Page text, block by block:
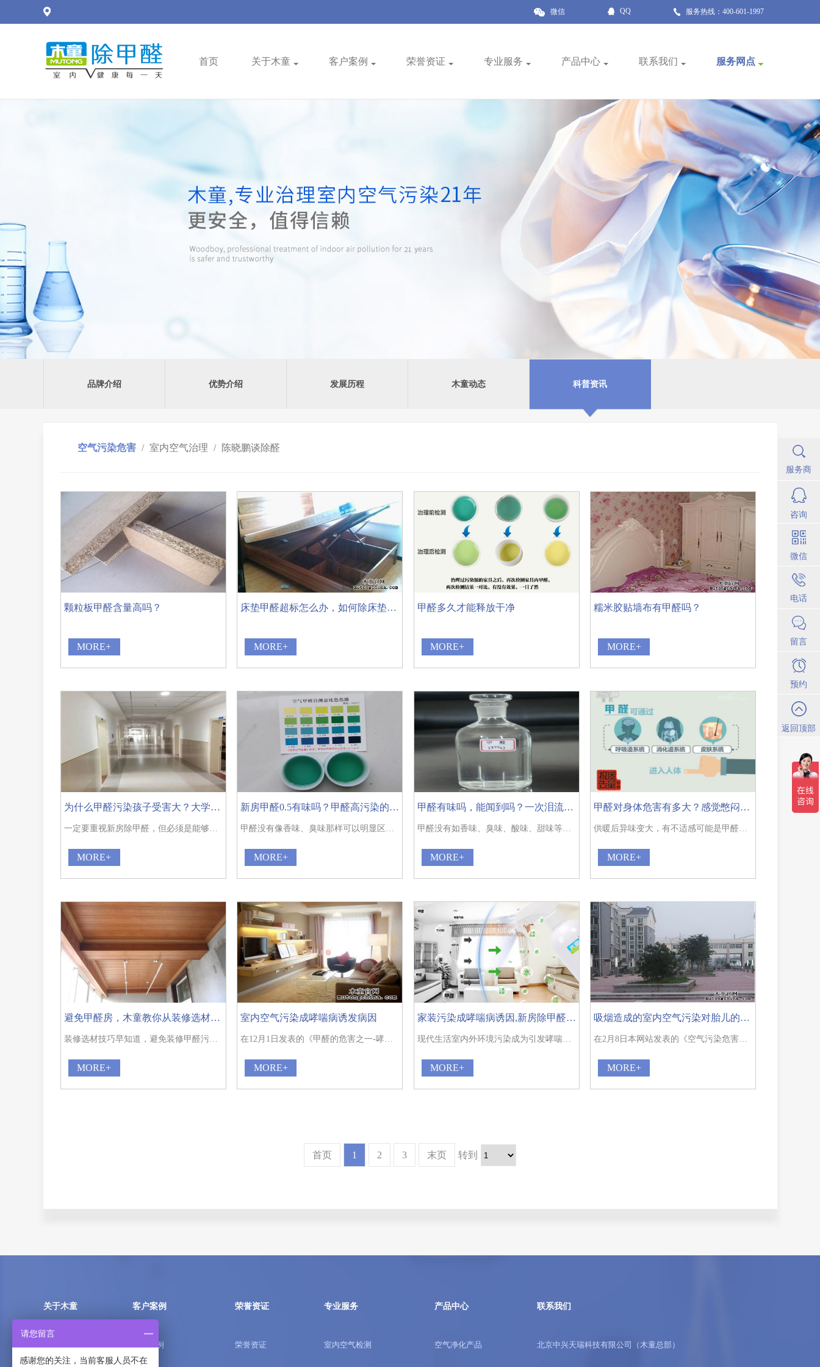
微信 QQ 服务热线：400-601-1997
首页 关于木童 客户案例 荣誉资证 专业服务 产品中心 联系我们 服务网点
品牌介绍 优势介绍 发展历程 木童动态 科普资讯
空气污染危害 / 室内空气治理 / 陈晓鹏谈除醛
颗粒板甲醛含量高吗？
MORE+
床垫甲醛超标怎么办，如何除床垫甲醛污染
MORE+
甲醛多久才能释放干净
MORE+
糯米胶贴墙布有甲醛吗？
MORE+
为什么甲醛污染孩子受害大？大学宿舍甲醛检测
一定要重视新房除甲醛，但必须是能够直接验证效果的有效除甲醛。
MORE+
新房甲醛0.5有味吗？甲醛高污染的2个陷阱
甲醛没有像香味、臭味那样可以明显区分出来的气味，靠鼻子闻来识别很难。
MORE+
甲醛有味吗，能闻到吗？一次泪流满面的真实体验
甲醛没有如香味、臭味、酸味、甜味等等我们所熟悉的，一下子就能分辨出来的气味。
MORE+
甲醛对身体危害有多大？感觉憋闷、刺激要小心
供暖后异味变大，有不适感可能是甲醛污染。
MORE+
避免甲醛房，木童教你从装修选材开始！
装修选材技巧早知道，避免装修甲醛污染。
MORE+
室内空气污染成哮喘病诱发病因
在12月1日发表的《甲醛的危害之一-哮喘》一文中，我们介绍哮喘已经被称之为“文明病”。近年来哮喘的发病率越来越高。
MORE+
家装污染成哮喘病诱因,新房除甲醛刻不容缓
现代生活室内外环境污染成为引发哮喘的主要原因之一。为了您和您家人的身体健康，（生活住新家）新房除甲醛，（工作办公）装修除甲醛、（注意）室内空气污染治理，刻不容缓，必须引起国人的注意。
MORE+
吸烟造成的室内空气污染对胎儿的影响？
在2月8日本网站发表的《空气污染危害胎儿，孕妇需注意》一文中提到，最新调查表明，大气污染会造成低体重新生儿出生比率上升。实际上有关这方面的研究早在10多年前就已经开始。
MORE+
首页 1 2 3 末页 转到
关于木童 客户案例
家庭案例
荣誉资证
荣誉资证
专业服务
室内空气检测
产品中心
空气净化产品
联系我们
北京中兴天瑞科技有限公司（木童总部）
服务商
咨询
微信
电话
留言
预约
返回顶部
请您留言
感谢您的关注，当前客服人员不在